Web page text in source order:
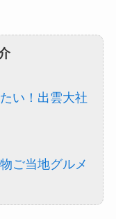
い！出雲大社
ご当地グルメ